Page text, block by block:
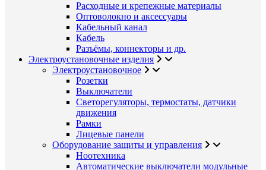
Расходные и крепежные материалы
Оптоволокно и аксессуары
Кабельный канал
Кабель
Разъёмы, коннекторы и др.
Электроустановочные изделия
Электроустановочное
Розетки
Выключатели
Светорегуляторы, термостаты, датчики
движения
Рамки
Лицевые панели
Оборудование защиты и управления
Ноотехника
Автоматические выключатели модульные